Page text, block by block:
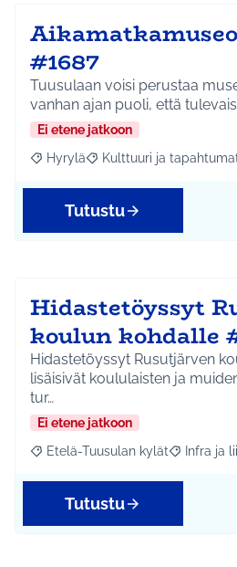
#1687
Tuusulaan voisi perustaa
vanhan ajan puoli, että
Ei etene jatkoon
Rajaa tulokset aihepiirin mukaan:
Hyrylä Rajaa tulokset teeman
Kulttuuri ja
Tutustu
Hidastetöyssyt
koulun kohdalle
Hidastetöyssyt Rusutjärven
lisäisivät koululaisten ja
tur…
Ei etene jatkoon
Rajaa tulokset aihepiirin mukaan:
Etelä-Tuusulan kylät RajaaInfra ja
Tutustu